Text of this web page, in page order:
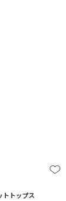
トトップス